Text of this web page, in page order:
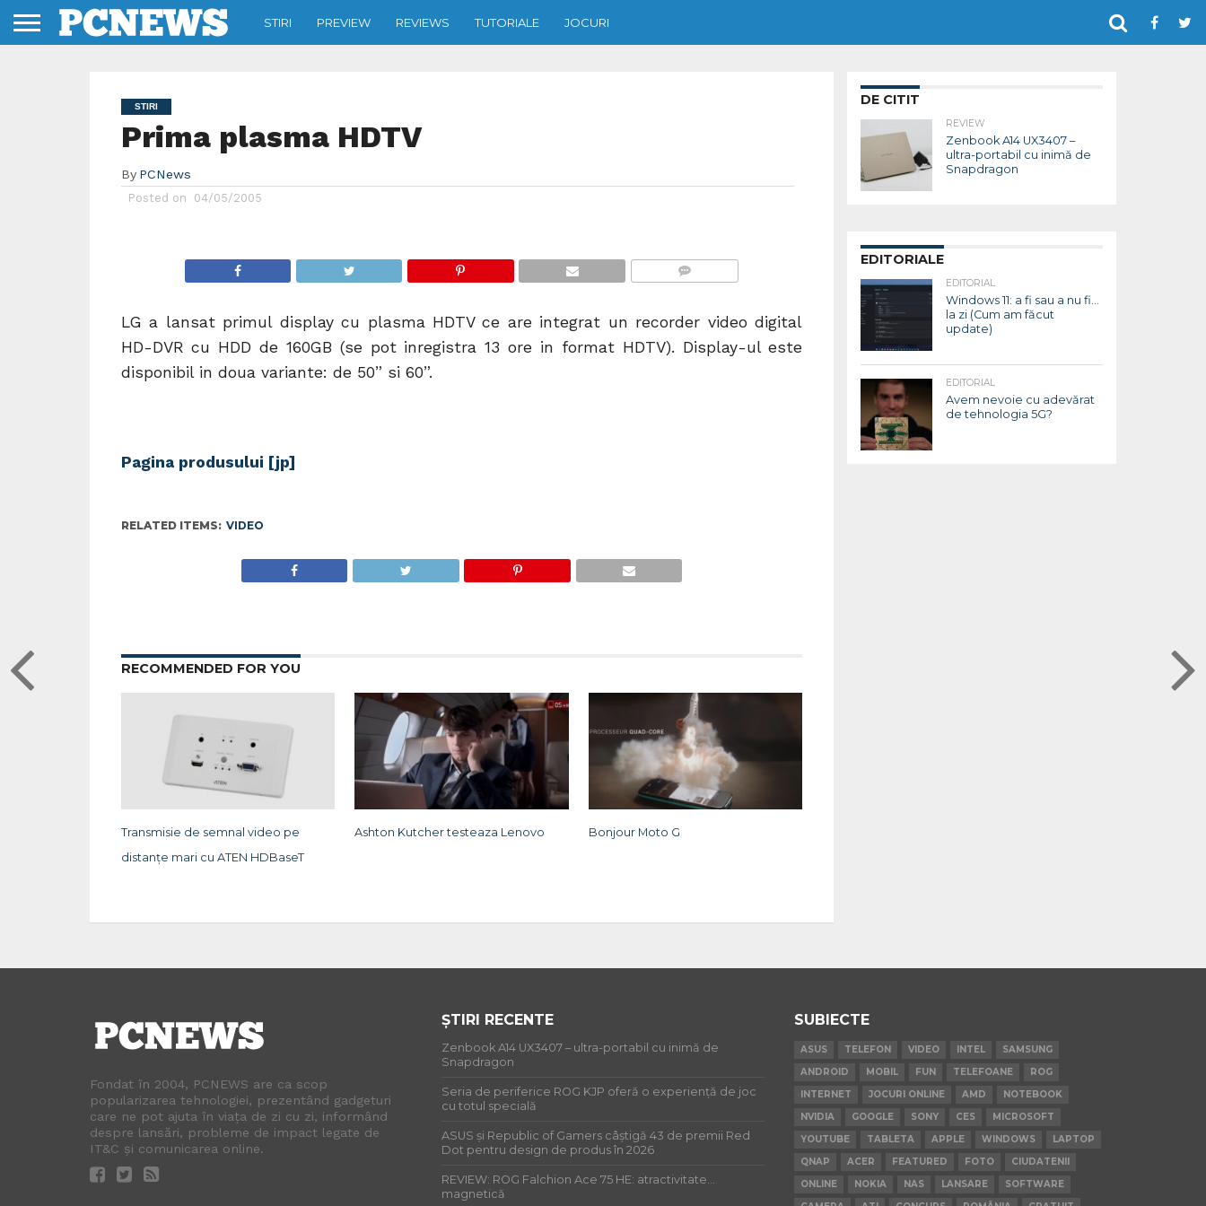
STIRI PREVIEW REVIEWS TUTORIALE JOCURI
STIRI
Prima plasma HDTV
By PCNews
Posted on 04/05/2005
LG a lansat primul display cu plasma HDTV ce are integrat un recorder video digital
HD-DVR cu HDD de 160GB (se pot inregistra 13 ore in format HDTV). Display-ul este
disponibil in doua variante: de 50” si 60”.
Pagina produsului [jp]
RELATED ITEMS: VIDEO
RECOMMENDED FOR YOU
Transmisie de semnal video pe
distanțe mari cu ATEN HDBaseT
Ashton Kutcher testeaza Lenovo Bonjour Moto G
DE CITIT
REVIEW
Zenbook A14 UX3407 –
ultra-portabil cu inimă de
Snapdragon
EDITORIALE
EDITORIAL
Windows 11: a fi sau a nu fi…
la zi (Cum am făcut
update)
EDITORIAL
Avem nevoie cu adevărat
de tehnologia 5G?
Fondat în 2004, PCNEWS are ca scop
popularizarea tehnologiei, prezentând gadgeturi
care ne pot ajuta în viața de zi cu zi, informând
despre lansări, probleme de impact legate de
IT&C și comunicarea online.
ȘTIRI RECENTE
Zenbook A14 UX3407 – ultra-portabil cu inimă de
Snapdragon
Seria de periferice ROG KJP oferă o experiență de joc
cu totul specială
ASUS și Republic of Gamers câștigă 43 de premii Red
Dot pentru design de produs în 2026
REVIEW: ROG Falchion Ace 75 HE: atractivitate…
magnetică
SUBIECTE
ASUS TELEFON VIDEO INTEL
SAMSUNG
ANDROID
MOBIL FUN TELEFOANE
ROG
INTERNET
JOCURI ONLINE AMD
NOTEBOOK
NVIDIA
GOOGLE SONY CES
MICROSOFT
YOUTUBE
TABLETA APPLE WINDOWS
LAPTOP
QNAP
ACER FEATURED FOTO
CIUDATENII
ONLINE
NOKIA NAS LANSARE
SOFTWARE